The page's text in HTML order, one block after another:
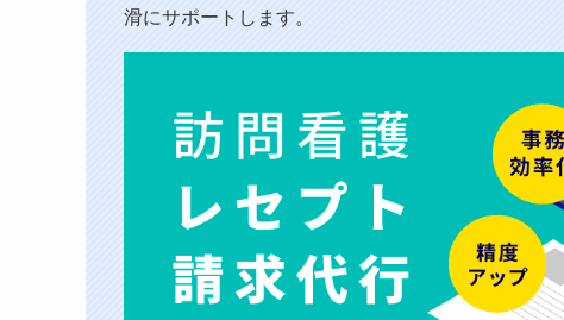
滑にサポートします。